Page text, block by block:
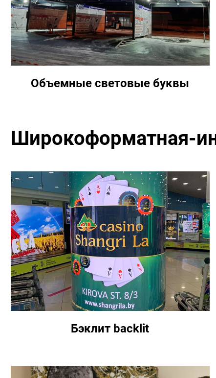
Объемные световые буквы
Широкоформатная-
Бэклит backlit